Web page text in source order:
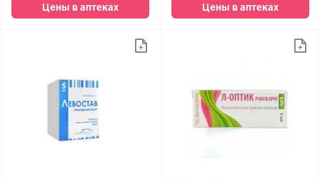
Цены в аптеках Цены в аптеках